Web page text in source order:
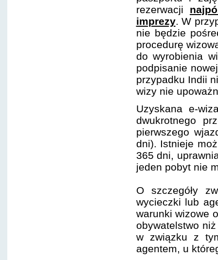
rezerwacji
imprezy. W
nie będzie
procedurę
do wyrobienia
podpisanie
przypadku Indii
wizy nie
Uzyskana e-
dwukrotnego
pierwszego
dni). Istnieje
365 dni,
jeden pobyt nie
O szczegóły
wycieczki lub
warunki wizowe
obywatelstwo
w związku z
agentem, u